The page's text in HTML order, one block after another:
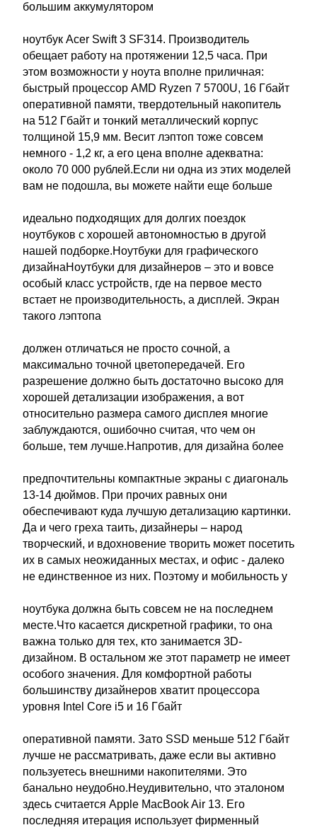
большим аккумулятором
ноутбук Acer Swift 3 SF314. Производитель
обещает работу на протяжении 12,5 часа. При
этом возможности у ноута вполне приличная:
быстрый процессор AMD Ryzen 7 5700U, 16 Гбайт
оперативной памяти, твердотельный накопитель
на 512 Гбайт и тонкий металлический корпус
толщиной 15,9 мм. Весит лэптоп тоже совсем
немного - 1,2 кг, а его цена вполне адекватна:
около 70 000 рублей.Если ни одна из этих моделей
вам не подошла, вы можете найти еще больше
идеально подходящих для долгих поездок
ноутбуков с хорошей автономностью в другой
нашей подборке.Ноутбуки для графического
дизайнаНоутбуки для дизайнеров – это и вовсе
особый класс устройств, где на первое место
встает не производительность, а дисплей. Экран
такого лэптопа
должен отличаться не просто сочной, а
максимально точной цветопередачей. Его
разрешение должно быть достаточно высоко для
хорошей детализации изображения, а вот
относительно размера самого дисплея многие
заблуждаются, ошибочно считая, что чем он
больше, тем лучше.Напротив, для дизайна более
предпочтительны компактные экраны с диагональ
13-14 дюймов. При прочих равных они
обеспечивают куда лучшую детализацию картинки.
Да и чего греха таить, дизайнеры – народ
творческий, и вдохновение творить может посетить
их в самых неожиданных местах, и офис - далеко
не единственное из них. Поэтому и мобильность у
ноутбука должна быть совсем не на последнем
месте.Что касается дискретной графики, то она
важна только для тех, кто занимается 3D-
дизайном. В остальном же этот параметр не имеет
особого значения. Для комфортной работы
большинству дизайнеров хватит процессора
уровня Intel Core i5 и 16 Гбайт
оперативной памяти. Зато SSD меньше 512 Гбайт
лучше не рассматривать, даже если вы активно
пользуетесь внешними накопителями. Это
банально неудобно.Неудивительно, что эталоном
здесь считается Apple MacBook Air 13. Его
последняя итерация использует фирменный